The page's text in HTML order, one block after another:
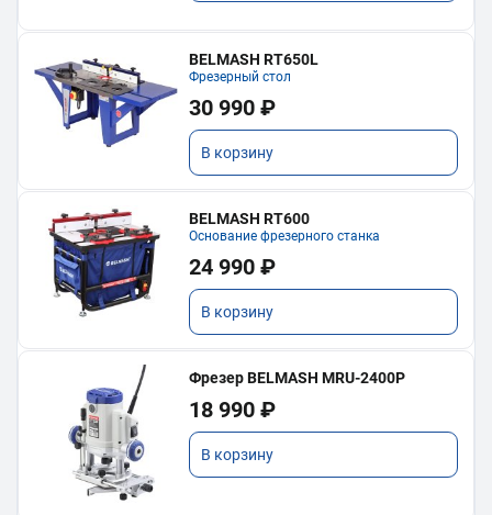
BELMASH RT650L
Фрезерный стол
30 990 ₽
В корзину
BELMASH RT600
Основание фрезерного станка
24 990 ₽
В корзину
Фрезер BELMASH MRU-2400P
18 990 ₽
В корзину